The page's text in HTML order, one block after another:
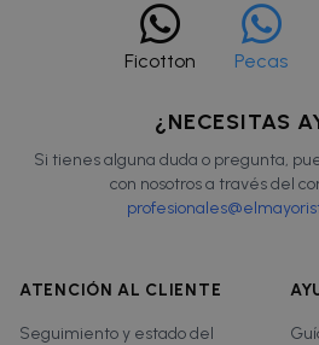
Ficotton Pecas
¿NECESITAS
Si tienes alguna duda o pregunta,
con nosotros a través del
ATENCIÓN AL CLIENTE
Seguimiento y estado del